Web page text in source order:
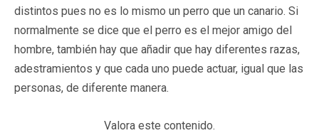
distintos pues no es lo mismo un perro que un canario. Si
normalmente se dice que el perro es el mejor amigo del
hombre, también hay que añadir que hay diferentes razas,
adestramientos y que cada uno puede actuar, igual que las
personas, de diferente manera.
Valora este contenido.